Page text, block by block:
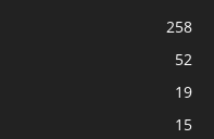
258
52
19
15